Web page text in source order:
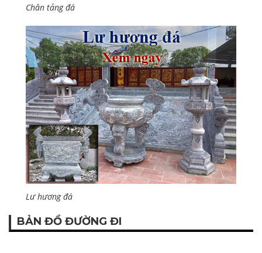
Chân tảng đá
Lư hương đá
BẢN ĐỒ ĐƯỜNG ĐI